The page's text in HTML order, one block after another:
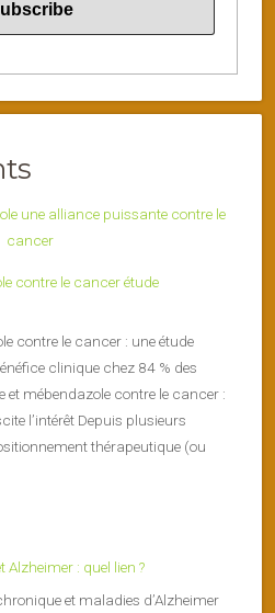
contre le cancer étude
contre le cancer : une étude
clinique chez 84 % des
et mébendazole contre le cancer :
l’intérêt Depuis plusieurs
thérapeutique (ou
: quel lien ?
et maladies d’Alzheimer